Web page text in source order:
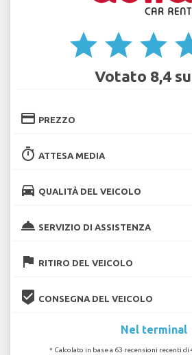
star star star
Votato 8,4
credit_card PREZZO
timer ATTESA MEDIA
directions_car QUALITÀ DEL VEICOLO
room_service SERVIZIO DI ASSISTENZA
flag RITIRO DEL VEICOLO
beenhere CONSEGNA DEL VEICOLO
Nel terminal
* Calcolato in base a 63 recensioni recenti di